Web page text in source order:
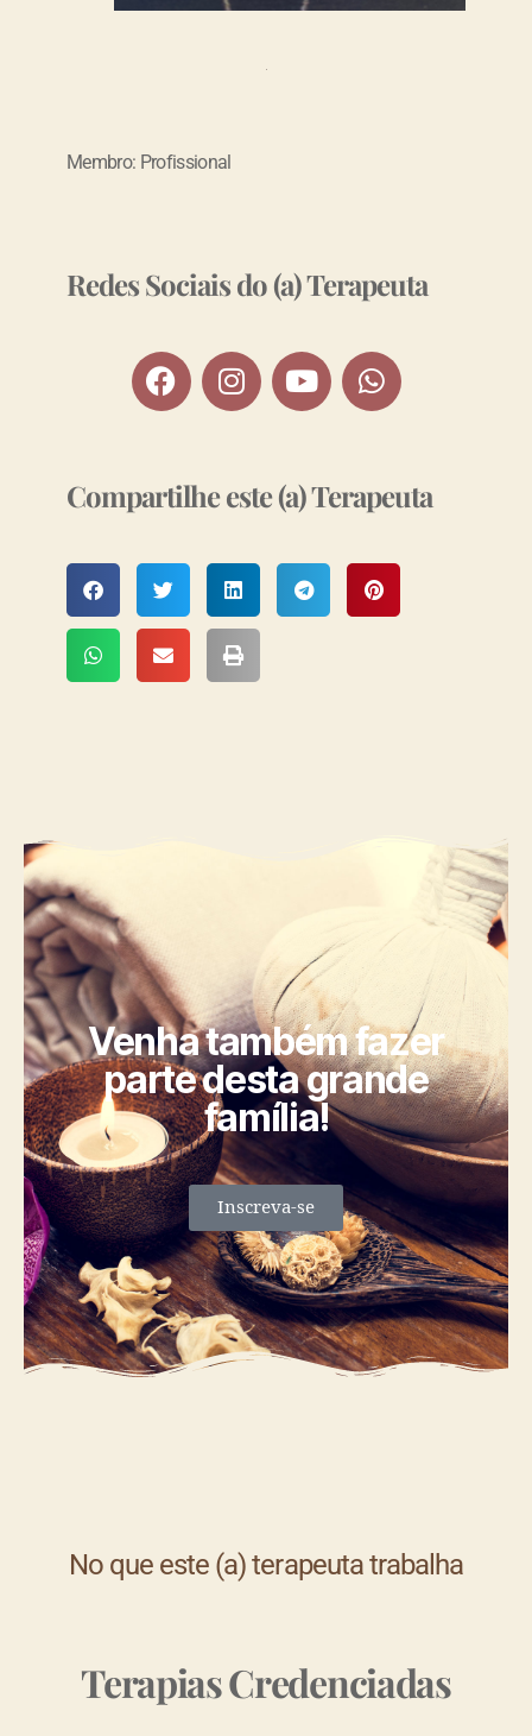
Membro: Profissional
Redes Sociais do (a) Terapeuta
Compartilhe este (a) Terapeuta
Venha também fazer
parte desta grande
família!
Inscreva-se
No que este (a) terapeuta trabalha
Terapias Credenciadas